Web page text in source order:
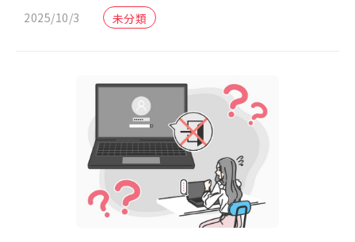
2025/10/3 未分類